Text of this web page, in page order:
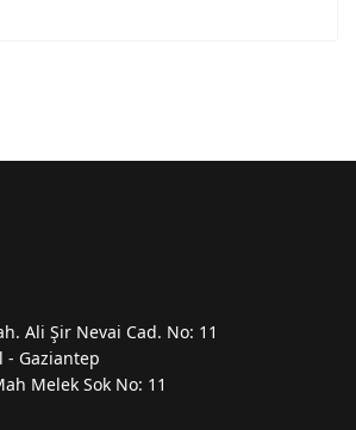
Ali Şir Nevai Cad. No: 11
- Gaziantep
Melek Sok No: 11